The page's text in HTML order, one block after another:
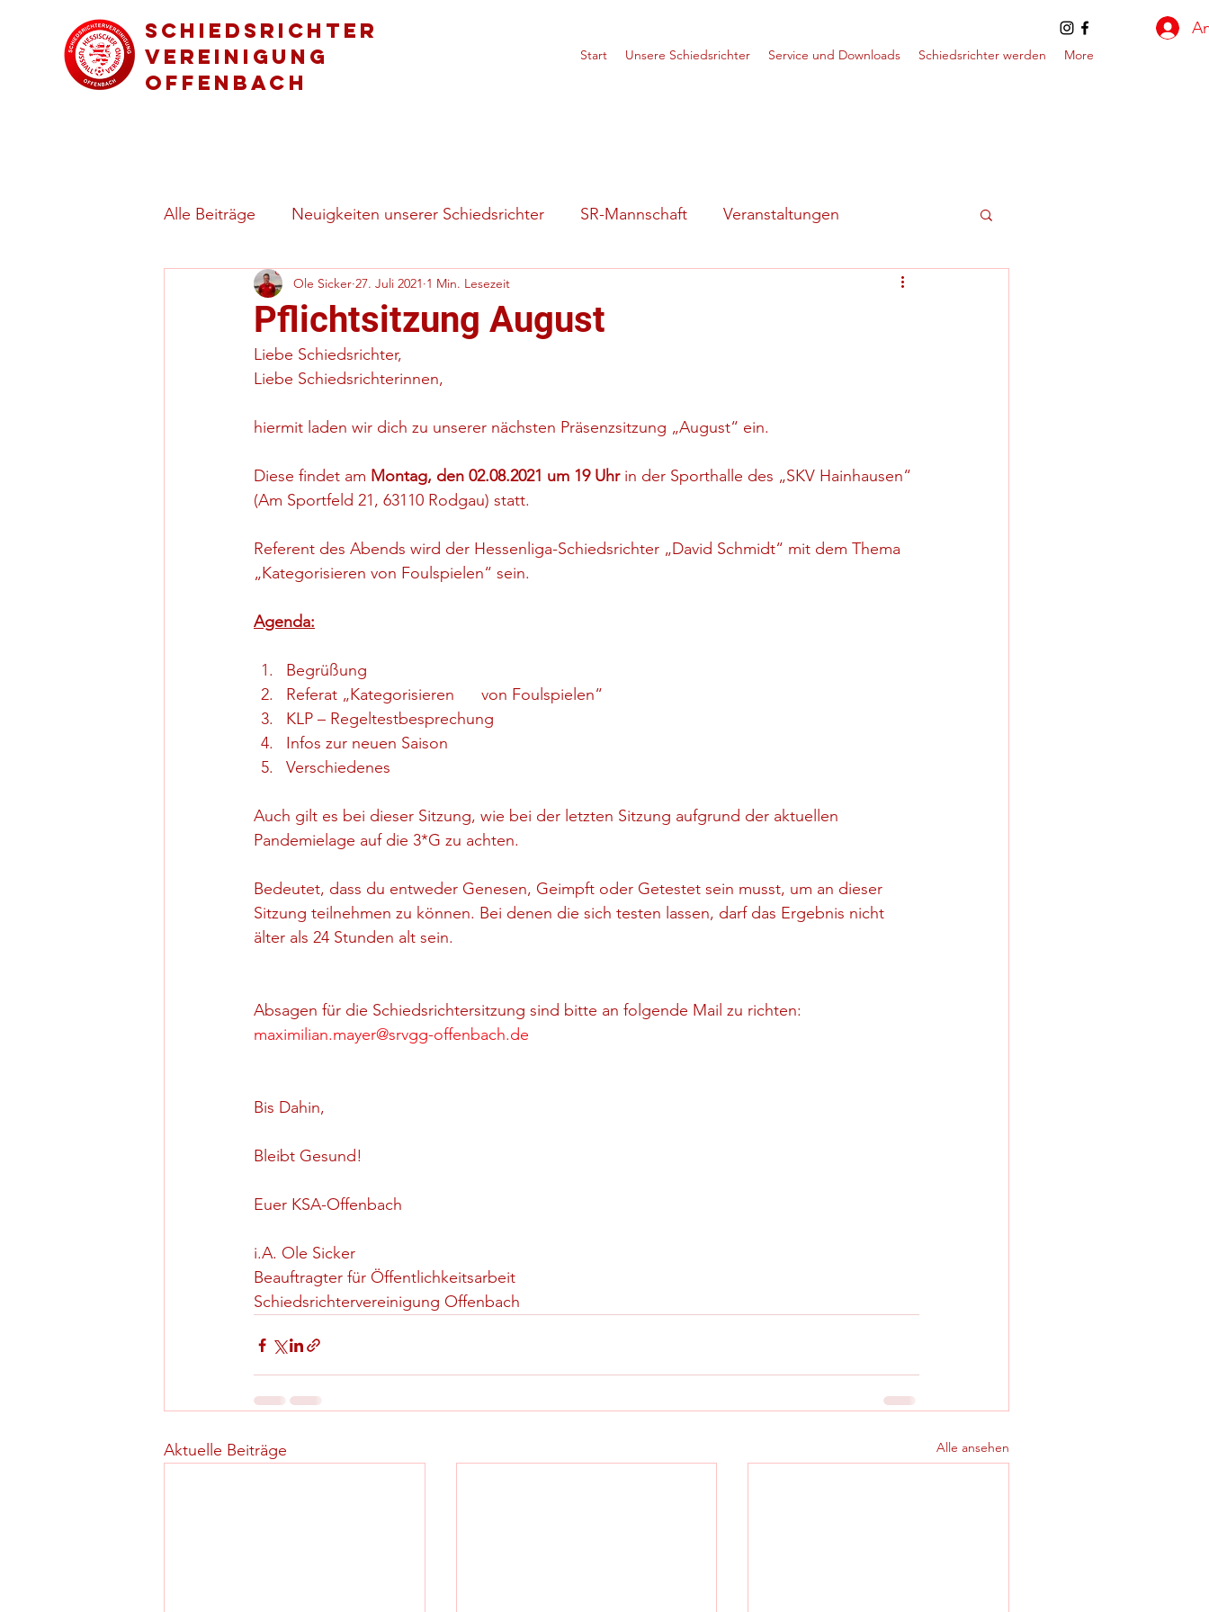
Schiedsrichter
vereinigung
Offenbach
Start Unsere Schiedsrichter Service und Downloads Schiedsrichter werden More
Alle Beiträge Neuigkeiten unserer Schiedsrichter SR-Mannschaft Veranstaltungen
Regeln & besondere Spielsituationen Vorstellung
Pflichtsitzung August
Ole Sicker 27. Juli 2021 1 Min. Lesezeit
Liebe Schiedsrichter,
Liebe Schiedsrichterinnen,
hiermit laden wir dich zu unserer nächsten Präsenzsitzung „August“ ein.
Diese findet am Montag, den 02.08.2021 um 19 Uhr in der Sporthalle des „SKV Hainhausen“
(Am Sportfeld 21, 63110 Rodgau) statt.
Referent des Abends wird der Hessenliga-Schiedsrichter „David Schmidt“ mit dem Thema
„Kategorisieren von Foulspielen“ sein.
Agenda:
Begrüßung
Referat „Kategorisieren      von Foulspielen“
KLP – Regeltestbesprechung
Infos zur neuen Saison
Verschiedenes
Auch gilt es bei dieser Sitzung, wie bei der letzten Sitzung aufgrund der aktuellen
Pandemielage auf die 3*G zu achten.
Bedeutet, dass du entweder Genesen, Geimpft oder Getestet sein musst, um an dieser
Sitzung teilnehmen zu können. Bei denen die sich testen lassen, darf das Ergebnis nicht
älter als 24 Stunden alt sein.
Absagen für die Schiedsrichtersitzung sind bitte an folgende Mail zu richten:
maximilian.mayer@srvgg-offenbach.de
Bis Dahin,
Bleibt Gesund!
Euer KSA-Offenbach
i.A. Ole Sicker
Beauftragter für Öffentlichkeitsarbeit
Schiedsrichtervereinigung Offenbach
Aktuelle Beiträge Alle ansehen